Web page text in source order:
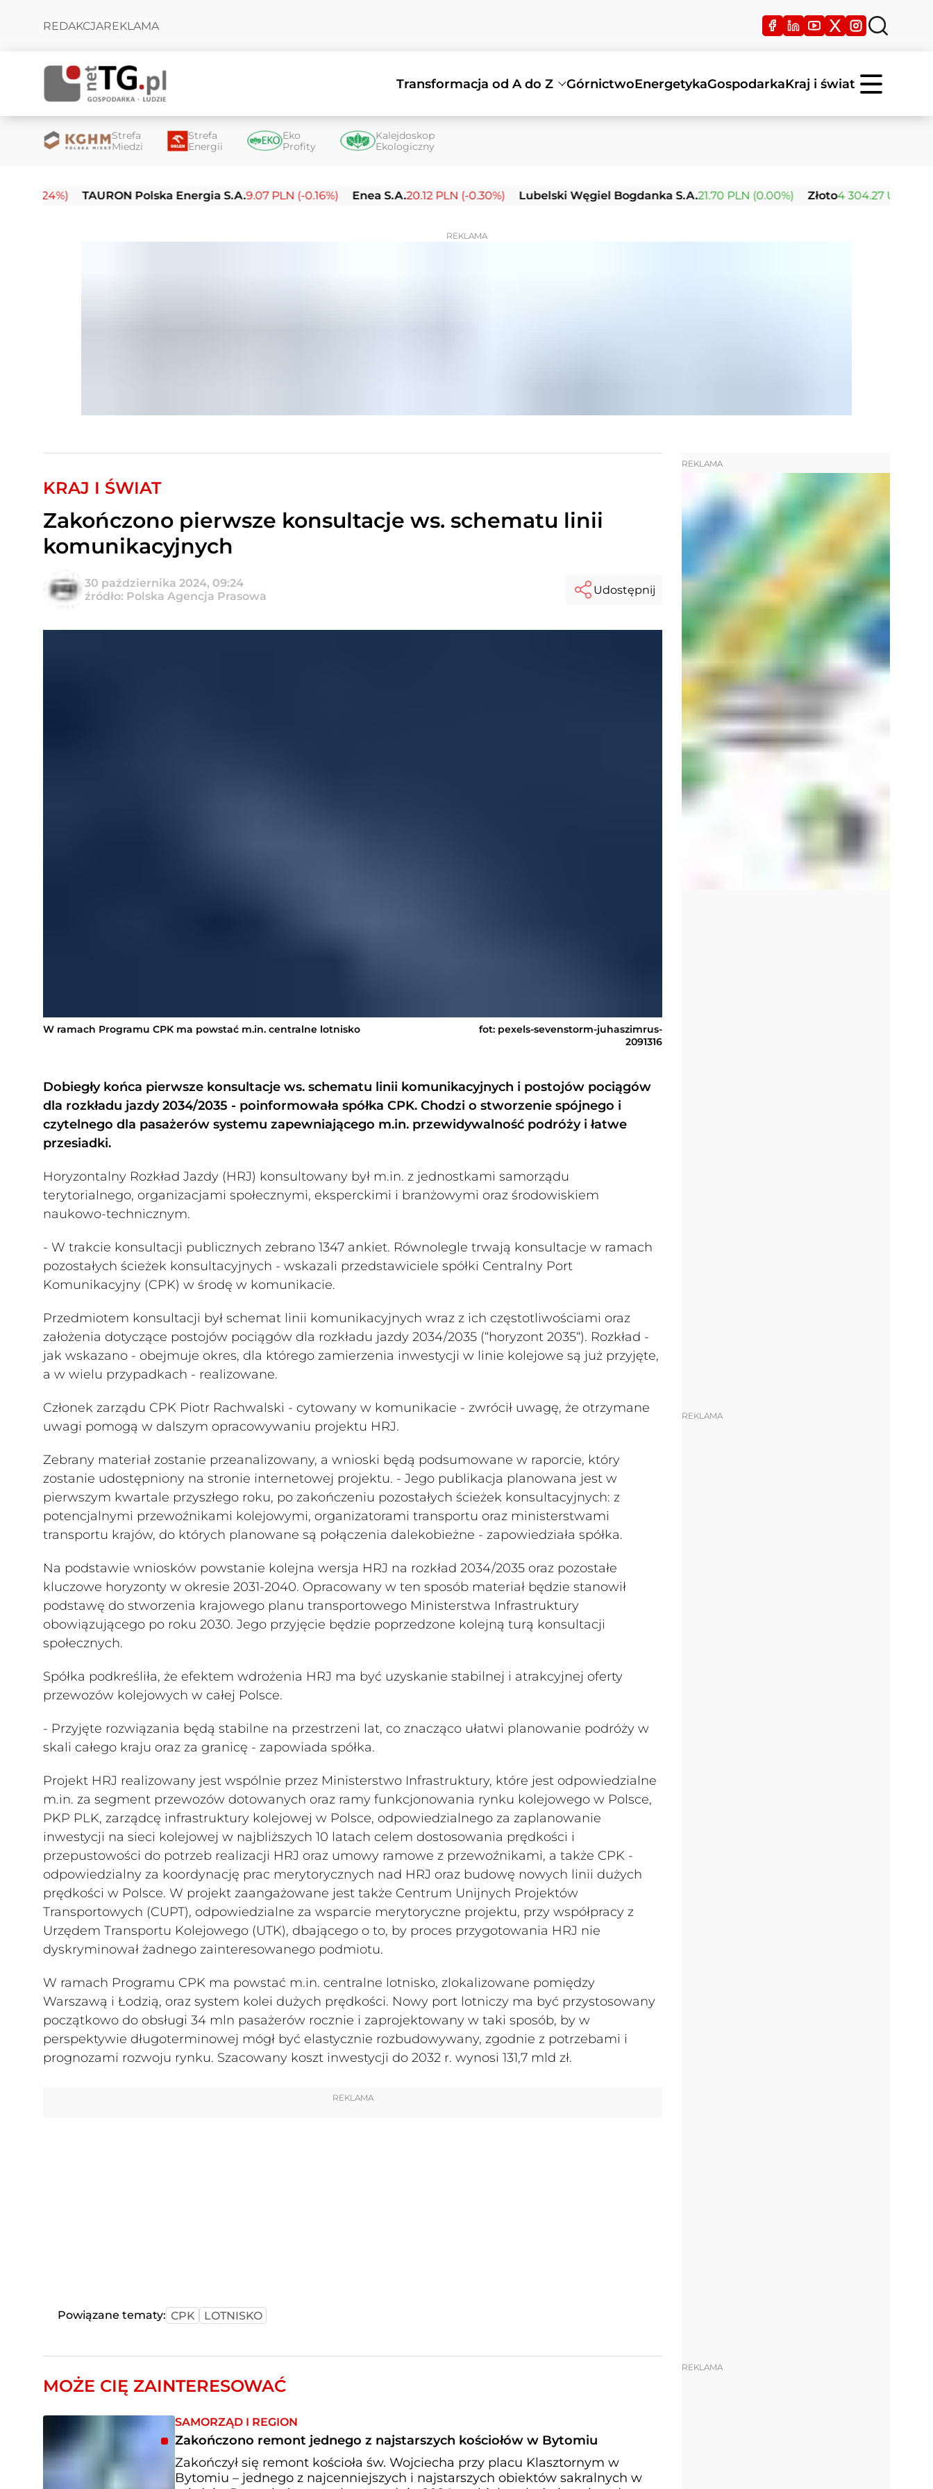
REDAKCJAREKLAMA
Transformacja od A do Z GórnictwoEnergetykaGospodarkaKraj i świat
Strefa
Miedzi
Strefa
Energii
Eko
Profity
Kalejdoskop
Ekologiczny
TAURON Polska Energia S.A.9.07 PLN (-0.16%) Enea S.A.20.12 PLN (-0.30%) Lubelski Węgiel Bogdanka S.A.21.70 PLN (0.00%) Złoto4 304.27 USD (+1.51%)
REKLAMA
KRAJ I ŚWIAT
Zakończono pierwsze konsultacje ws. schematu linii
komunikacyjnych
30 października 2024, 09:24
źródło: Polska Agencja Prasowa
Udostępnij
W ramach Programu CPK ma powstać m.in. centralne lotnisko
fot: pexels-sevenstorm-juhaszimrus-
2091316
Dobiegły końca pierwsze konsultacje ws. schematu linii komunikacyjnych i postojów pociągów
dla rozkładu jazdy 2034/2035 - poinformowała spółka CPK. Chodzi o stworzenie spójnego i
czytelnego dla pasażerów systemu zapewniającego m.in. przewidywalność podróży i łatwe
przesiadki.
Horyzontalny Rozkład Jazdy (HRJ) konsultowany był m.in. z jednostkami samorządu
terytorialnego, organizacjami społecznymi, eksperckimi i branżowymi oraz środowiskiem
naukowo-technicznym.
- W trakcie konsultacji publicznych zebrano 1347 ankiet. Równolegle trwają konsultacje w ramach
pozostałych ścieżek konsultacyjnych - wskazali przedstawiciele spółki Centralny Port
Komunikacyjny (CPK) w środę w komunikacie.
Przedmiotem konsultacji był schemat linii komunikacyjnych wraz z ich częstotliwościami oraz
założenia dotyczące postojów pociągów dla rozkładu jazdy 2034/2035 (“horyzont 2035“). Rozkład -
jak wskazano - obejmuje okres, dla którego zamierzenia inwestycji w linie kolejowe są już przyjęte,
a w wielu przypadkach - realizowane.
Członek zarządu CPK Piotr Rachwalski - cytowany w komunikacie - zwrócił uwagę, że otrzymane
uwagi pomogą w dalszym opracowywaniu projektu HRJ.
Zebrany materiał zostanie przeanalizowany, a wnioski będą podsumowane w raporcie, który
zostanie udostępniony na stronie internetowej projektu. - Jego publikacja planowana jest w
pierwszym kwartale przyszłego roku, po zakończeniu pozostałych ścieżek konsultacyjnych: z
potencjalnymi przewoźnikami kolejowymi, organizatorami transportu oraz ministerstwami
transportu krajów, do których planowane są połączenia dalekobieżne - zapowiedziała spółka.
Na podstawie wniosków powstanie kolejna wersja HRJ na rozkład 2034/2035 oraz pozostałe
kluczowe horyzonty w okresie 2031-2040. Opracowany w ten sposób materiał będzie stanowił
podstawę do stworzenia krajowego planu transportowego Ministerstwa Infrastruktury
obowiązującego po roku 2030. Jego przyjęcie będzie poprzedzone kolejną turą konsultacji
społecznych.
Spółka podkreśliła, że efektem wdrożenia HRJ ma być uzyskanie stabilnej i atrakcyjnej oferty
przewozów kolejowych w całej Polsce.
- Przyjęte rozwiązania będą stabilne na przestrzeni lat, co znacząco ułatwi planowanie podróży w
skali całego kraju oraz za granicę - zapowiada spółka.
Projekt HRJ realizowany jest wspólnie przez Ministerstwo Infrastruktury, które jest odpowiedzialne
m.in. za segment przewozów dotowanych oraz ramy funkcjonowania rynku kolejowego w Polsce,
PKP PLK, zarządcę infrastruktury kolejowej w Polsce, odpowiedzialnego za zaplanowanie
inwestycji na sieci kolejowej w najbliższych 10 latach celem dostosowania prędkości i
przepustowości do potrzeb realizacji HRJ oraz umowy ramowe z przewoźnikami, a także CPK -
odpowiedzialny za koordynację prac merytorycznych nad HRJ oraz budowę nowych linii dużych
prędkości w Polsce. W projekt zaangażowane jest także Centrum Unijnych Projektów
Transportowych (CUPT), odpowiedzialne za wsparcie merytoryczne projektu, przy współpracy z
Urzędem Transportu Kolejowego (UTK), dbającego o to, by proces przygotowania HRJ nie
dyskryminował żadnego zainteresowanego podmiotu.
W ramach Programu CPK ma powstać m.in. centralne lotnisko, zlokalizowane pomiędzy
Warszawą i Łodzią, oraz system kolei dużych prędkości. Nowy port lotniczy ma być przystosowany
początkowo do obsługi 34 mln pasażerów rocznie i zaprojektowany w taki sposób, by w
perspektywie długoterminowej mógł być elastycznie rozbudowywany, zgodnie z potrzebami i
prognozami rozwoju rynku. Szacowany koszt inwestycji do 2032 r. wynosi 131,7 mld zł.
REKLAMA
Powiązane tematy: CPK LOTNISKO
REKLAMA
REKLAMA
MOŻE CIĘ ZAINTERESOWAĆ
SAMORZĄD I REGION
Zakończono remont jednego z najstarszych kościołów w Bytomiu
Zakończył się remont kościoła św. Wojciecha przy placu Klasztornym w
Bytomiu – jednego z najcenniejszych i najstarszych obiektów sakralnych w
REKLAMA